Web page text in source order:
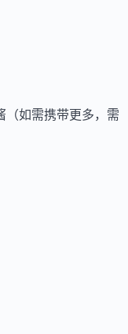
（如需携带更多，需